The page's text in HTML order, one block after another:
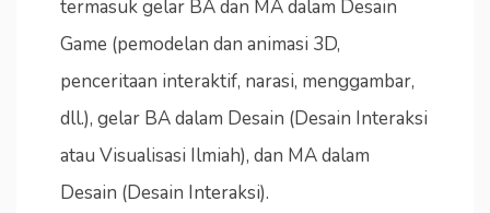
termasuk gelar BA dan MA dalam Desain
Game (pemodelan dan animasi 3D,
penceritaan interaktif, narasi, menggambar,
dll.), gelar BA dalam Desain (Desain Interaksi
atau Visualisasi Ilmiah), dan MA dalam
Desain (Desain Interaksi).